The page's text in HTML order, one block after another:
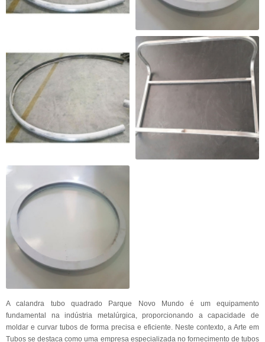
A calandra tubo quadrado Parque Novo Mundo é um equipamento
fundamental na indústria metalúrgica, proporcionando a capacidade de
moldar e curvar tubos de forma precisa e eficiente. Neste contexto, a Arte em
Tubos se destaca como uma empresa especializada no fornecimento de tubos